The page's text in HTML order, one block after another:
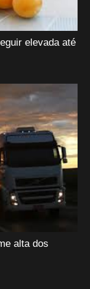
elevada até
alta dos